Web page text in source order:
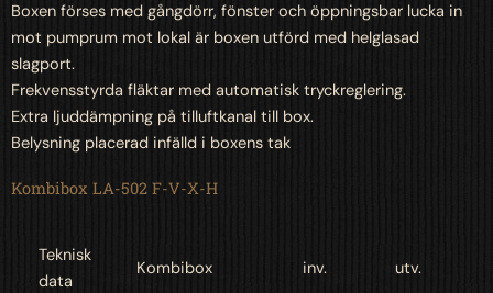
Boxen förses med gångdörr, fönster och öppningsbar lucka in
mot pumprum mot lokal är boxen utförd med helglasad
slagport.
Frekvensstyrda fläktar med automatisk tryckreglering.
Extra ljuddämpning på tilluftkanal till box.
Belysning placerad infälld i boxens tak
Kombibox LA-502 F-V-X-H
Teknisk
data
Kombibox inv. utv.